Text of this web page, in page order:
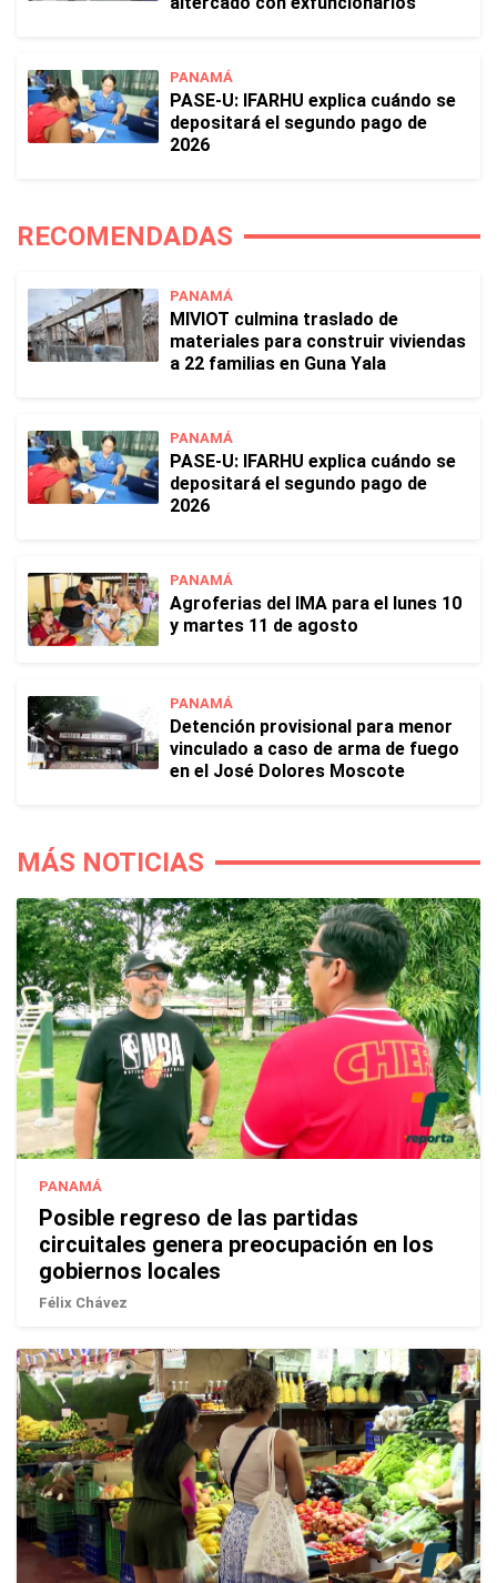
PANAMÁ
PASE-U: IFARHU explica cuándo se
depositará el segundo pago de
2026
RECOMENDADAS
PANAMÁ
MIVIOT culmina traslado de
materiales para construir viviendas
a 22 familias en Guna Yala
PANAMÁ
PASE-U: IFARHU explica cuándo se
depositará el segundo pago de
2026
PANAMÁ
Agroferias del IMA para el lunes 10
y martes 11 de agosto
PANAMÁ
Detención provisional para menor
vinculado a caso de arma de fuego
en el José Dolores Moscote
MÁS NOTICIAS
PANAMÁ
Posible regreso de las partidas
circuitales genera preocupación en los
gobiernos locales
Félix Chávez